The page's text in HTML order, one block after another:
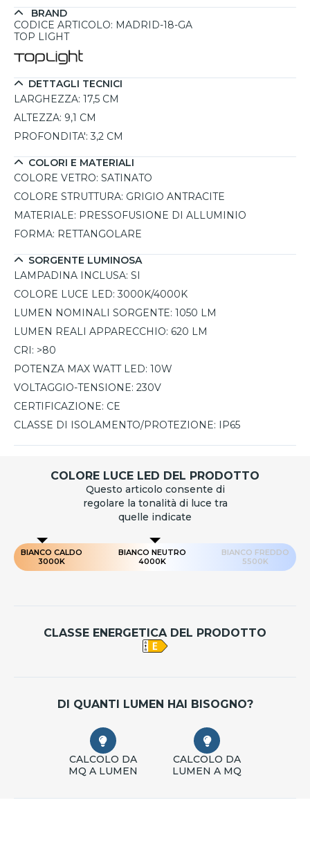
struttura rettangolare in pressofusione di alluminio con
raffinata finitura grigio antracite dona carattere agli
verso l'alto e verso il basso crea un suggestivo effetto
luminoso sulla parete. Il diffusore in vetro satinato assicura
una luce omogenea e piacevole, ideale per ingressi e spazi
outdoor. Completa di led integrato da 10W con selezione
della temperatura colore 3000K o 4000K direttamente in
installazione, offre inoltre protezione IP65, perfetta per
atmosferici.
BRAND
CODICE ARTICOLO: MADRID-18-GA
TOP LIGHT
DETTAGLI TECNICI
LARGHEZZA: 17,5 CM
ALTEZZA: 9,1 CM
PROFONDITA': 3,2 CM
COLORI E MATERIALI
COLORE VETRO: SATINATO
COLORE STRUTTURA: GRIGIO ANTRACITE
MATERIALE: PRESSOFUSIONE DI ALLUMINIO
FORMA: RETTANGOLARE
SORGENTE LUMINOSA
LAMPADINA INCLUSA: SI
COLORE LUCE LED: 3000K/4000K
LUMEN NOMINALI SORGENTE: 1050 LM
LUMEN REALI APPARECCHIO: 620 LM
CRI: >80
POTENZA MAX WATT LED: 10W
VOLTAGGIO-TENSIONE: 230V
CERTIFICAZIONE: CE
CLASSE DI ISOLAMENTO/PROTEZIONE:
IP65
COLORE LUCE LED DEL PRODOTTO
Questo articolo consente di
regolare la tonalità di luce tra
quelle indicate
BIANCO CALDO
3000K
BIANCO NEUTRO
4000K
BIANCO FREDDO
5500K
CLASSE ENERGETICA DEL PRODOTTO
DI QUANTI LUMEN HAI BISOGNO?
CALCOLO DA
MQ A LUMEN
CALCOLO DA
LUMEN A MQ